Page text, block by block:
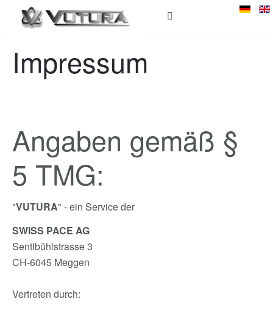
Impressum
Angaben gemäß §
5 TMG:
"VUTURA" - ein Service der
SWISS PACE AG
Sentibühlstrasse 3
CH-6045 Meggen
Vertreten durch: